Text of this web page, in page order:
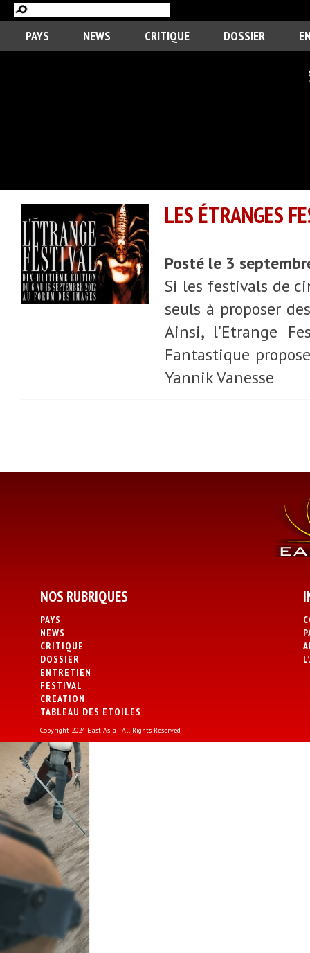
PAYS NEWS CRITIQUE DOSSIER
LES ÉTRANGES
Posté le 3
Si les festivals de
seuls à proposer
Ainsi, l'Etrange
Fantastique
Yannik Vanesse
NOS RUBRIQUES
PAYS
NEWS
CRITIQUE
DOSSIER
ENTRETIEN
FESTIVAL
CREATION
TABLEAU DES ETOILES
Copyright 2024 East Asia - All Rights Reserved